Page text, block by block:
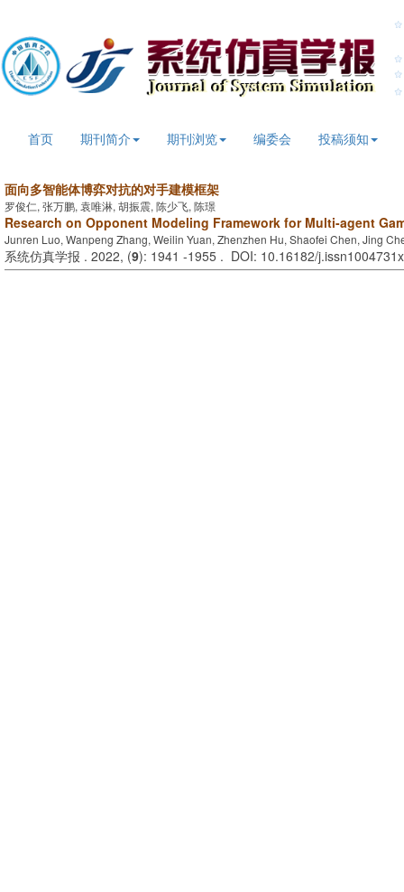
首页 期刊简介 期刊浏览 编委会 投稿须知
面向多智能体博弈对抗的对手建模框架
罗俊仁, 张万鹏, 袁唯淋, 胡振震, 陈少飞, 陈璟
Research on Opponent Modeling Framework for Multi-agent
Junren Luo, Wanpeng Zhang, Weilin Yuan, Zhenzhen Hu, Shaofei Chen, Jing
系统仿真学报 . 2022, (9): 1941 -1955 . DOI: 10.16182/